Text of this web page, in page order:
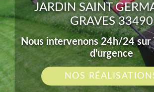
JARDIN SAINT
GRAVES 33490
Nous intervenons 24h/24 sur
d'urgence
NOS